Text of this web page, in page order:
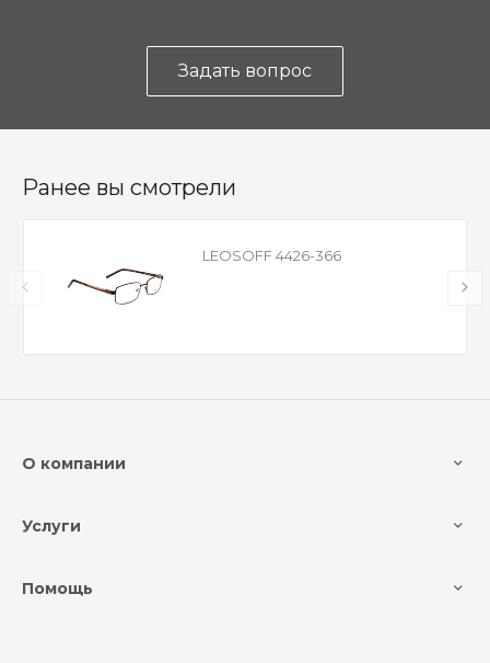
Задать вопрос
Ранее вы смотрели
LEOSOFF 4426-366
О компании
Услуги
Помощь